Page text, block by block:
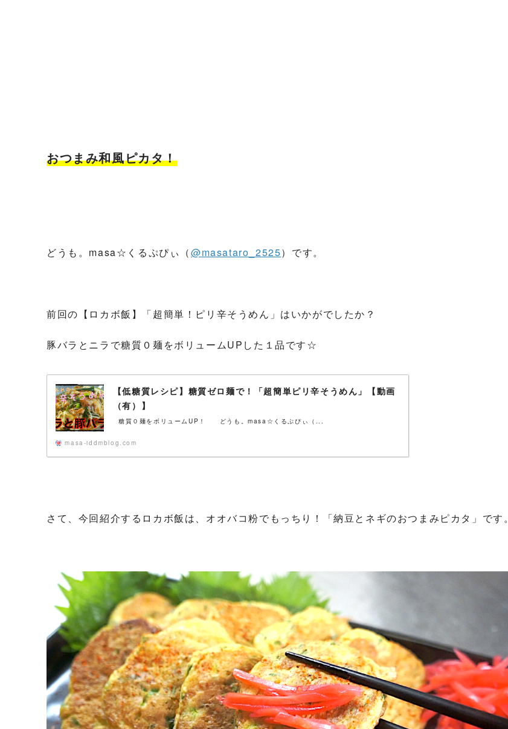
おつまみ和風ピカタ！
どうも。masa☆くるぷぴぃ（@masataro_2525）です。
前回の【ロカボ飯】「超簡単！ピリ辛そうめん」はいかがでしたか？
豚バラとニラで糖質０麺をボリュームUPした１品です☆
【低糖質レシピ】糖質ゼロ麺で！「超簡単ピリ辛そうめん」【動画
（有）】
糖質０麺をボリュームUP！ どうも。masa☆くるぷぴぃ（...
masa-iddmblog.com
さて、今回紹介するロカボ飯は、オオバコ粉でもっちり！「納豆とネギのおつまみピカタ」です。